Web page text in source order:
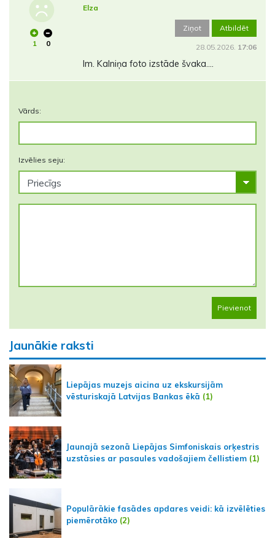
1 0
Elza
Ziņot Atbildēt
28.05.2026. 17:06
Im. Kalniņa foto izstāde švaka….
Vārds:
Izvēlies seju:
Pievienot
Jaunākie raksti
Liepājas muzejs aicina uz ekskursijām
vēsturiskajā Latvijas Bankas ēkā (1)
Jaunajā sezonā Liepājas Simfoniskais orķestris
uzstāsies ar pasaules vadošajiem čellistiem (1)
Populārākie fasādes apdares veidi: kā izvēlēties
piemērotāko (2)